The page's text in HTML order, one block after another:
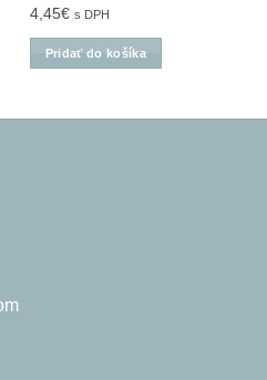
4,45€ s DPH
Pridať do košíka